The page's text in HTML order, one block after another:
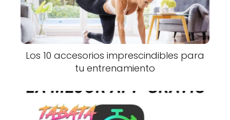
Los 10 accesorios imprescindibles para
tu entrenamiento